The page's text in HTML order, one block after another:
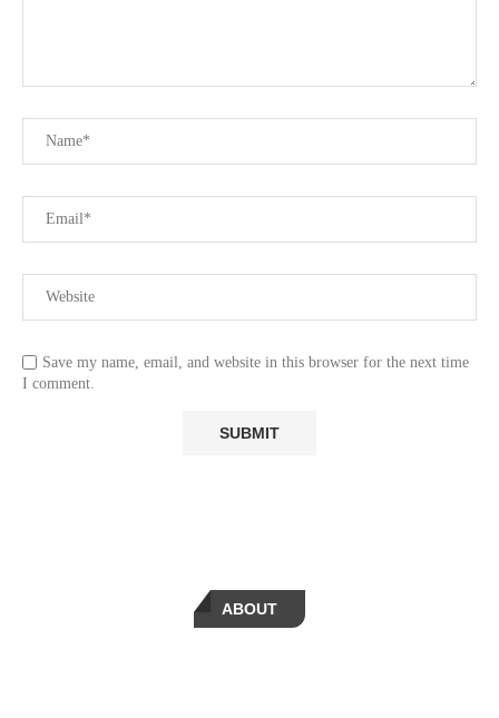
Save my name, email, and website in this browser for the next time
I comment.
ABOUT